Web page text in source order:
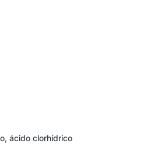
ácido clorhídrico